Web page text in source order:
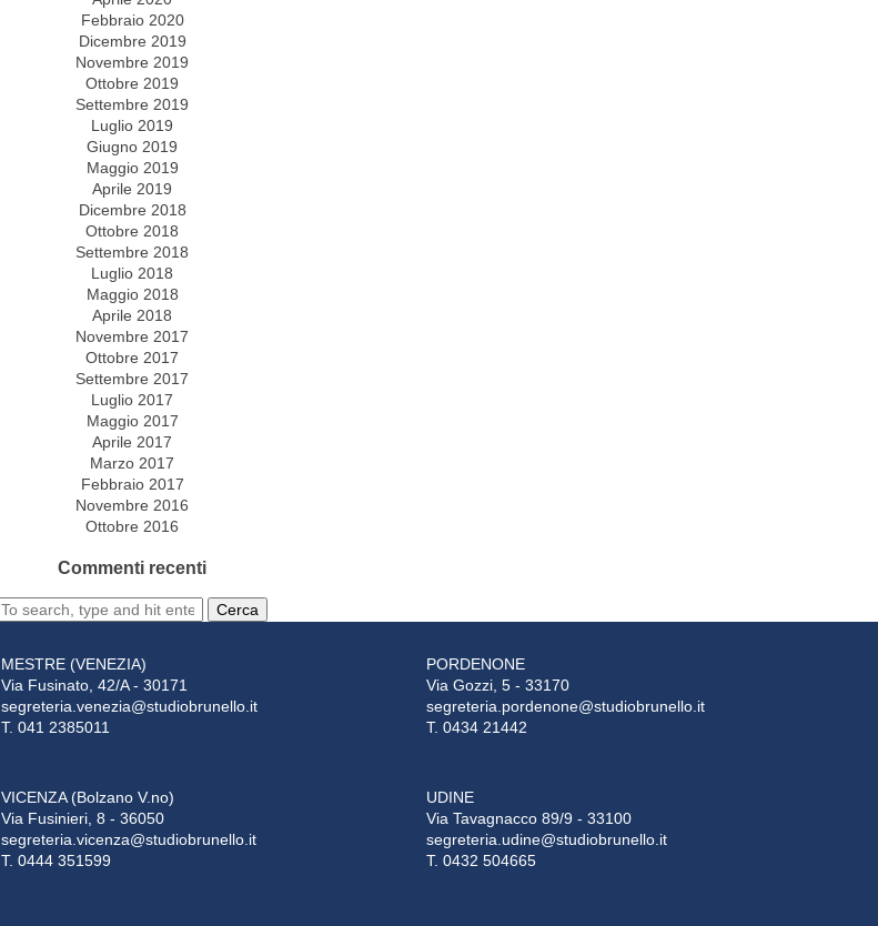
Febbraio 2020
Dicembre 2019
Novembre 2019
Ottobre 2019
Settembre 2019
Luglio 2019
Giugno 2019
Maggio 2019
Aprile 2019
Dicembre 2018
Ottobre 2018
Settembre 2018
Luglio 2018
Maggio 2018
Aprile 2018
Novembre 2017
Ottobre 2017
Settembre 2017
Luglio 2017
Maggio 2017
Aprile 2017
Marzo 2017
Febbraio 2017
Novembre 2016
Ottobre 2016
Commenti recenti
Cerca
MESTRE (VENEZIA)
Via Fusinato, 42/A - 30171
segreteria.venezia@studiobrunello.it
T. 041 2385011
PORDENONE
Via Gozzi, 5 - 33170
segreteria.pordenone@studiobrunello.it
T. 0434 21442
VICENZA (Bolzano V.no)
Via Fusinieri, 8 - 36050
segreteria.vicenza@studiobrunello.it
T. 0444 351599
UDINE
Via Tavagnacco 89/9 - 33100
segreteria.udine@studiobrunello.it
T. 0432 504665